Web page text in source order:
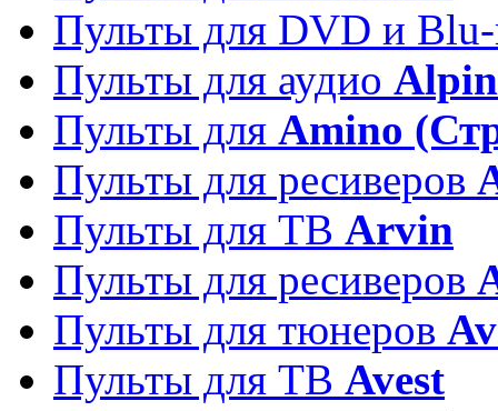
Пульты для DVD и
Пульты для аудио
Пульты для Amino
Пульты для ресиверов
Пульты для ТВ Arvin
Пульты для ресиверов
Пульты для тюнеров
Пульты для ТВ Avest